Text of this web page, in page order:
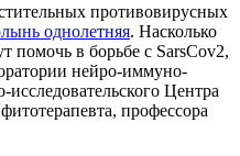
противовирусных
однолетняя. Насколько
помочь в борьбе с SarsCov2,
нейро-иммуно-
Центра
профессора